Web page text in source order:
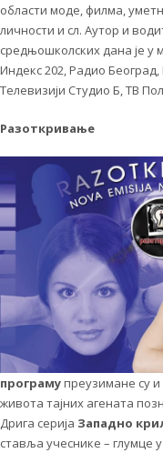
области моде, филма,
личности и сл. Аутор и
средњошколских дана је у
Индекс 202, Радио
Телевизији Студио Б, ТВ
Разоткривање
програмупреузимане су
живота тајних агената
Дрига серија Западно
ставља учеснике – глумце